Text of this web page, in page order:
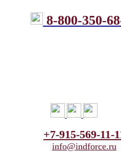
8-800-350-
+7-915-569-11-
info@indforce.ru